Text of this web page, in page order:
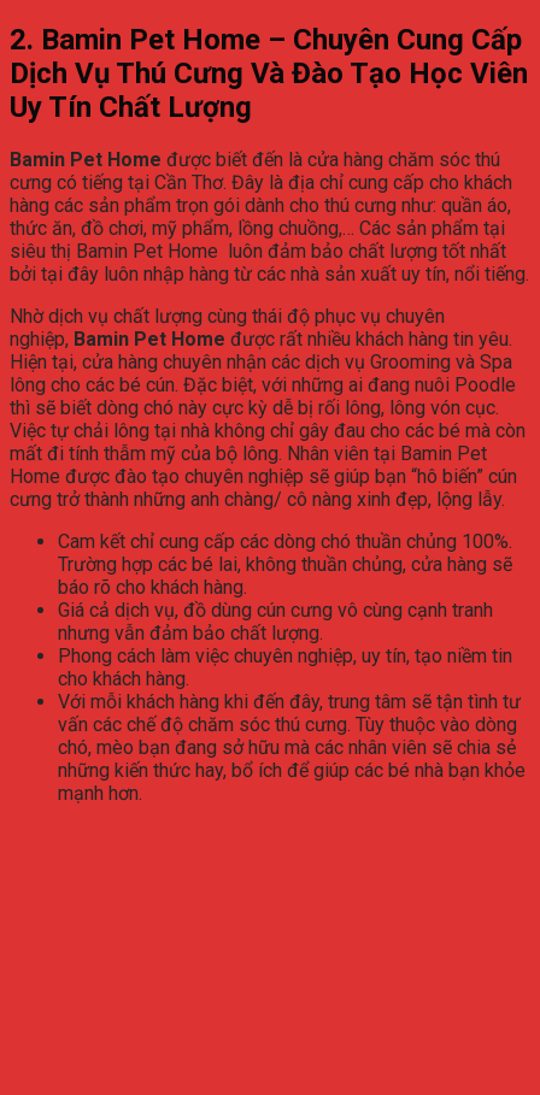
2. Bamin Pet Home – Chuyên Cung Cấp
Dịch Vụ Thú Cưng Và Đào Tạo Học Viên
Uy Tín Chất Lượng
Bamin Pet Home được biết đến là cửa hàng chăm sóc thú
cưng có tiếng tại Cần Thơ. Đây là địa chỉ cung cấp cho khách
hàng các sản phẩm trọn gói dành cho thú cưng như: quần áo,
thức ăn, đồ chơi, mỹ phẩm, lồng chuồng,… Các sản phẩm tại
siêu thị Bamin Pet Home luôn đảm bảo chất lượng tốt nhất
bởi tại đây luôn nhập hàng từ các nhà sản xuất uy tín, nổi tiếng.
Nhờ dịch vụ chất lượng cùng thái độ phục vụ chuyên
nghiệp, Bamin Pet Home được rất nhiều khách hàng tin yêu.
Hiện tại, cửa hàng chuyên nhận các dịch vụ Grooming và Spa
lông cho các bé cún. Đặc biệt, với những ai đang nuôi Poodle
thì sẽ biết dòng chó này cực kỳ dễ bị rối lông, lông vón cục.
Việc tự chải lông tại nhà không chỉ gây đau cho các bé mà còn
mất đi tính thẫm mỹ của bộ lông. Nhân viên tại Bamin Pet
Home được đào tạo chuyên nghiệp sẽ giúp bạn “hô biến” cún
cưng trở thành những anh chàng/ cô nàng xinh đẹp, lộng lẫy.
Cam kết chỉ cung cấp các dòng chó thuần chủng 100%.
Trường hợp các bé lai, không thuần chủng, cửa hàng sẽ
báo rõ cho khách hàng.
Giá cả dịch vụ, đồ dùng cún cưng vô cùng cạnh tranh
nhưng vẫn đảm bảo chất lượng.
Phong cách làm việc chuyên nghiệp, uy tín, tạo niềm tin
cho khách hàng.
Với mỗi khách hàng khi đến đây, trung tâm sẽ tận tình tư
vấn các chế độ chăm sóc thú cưng. Tùy thuộc vào dòng
chó, mèo bạn đang sở hữu mà các nhân viên sẽ chia sẻ
những kiến thức hay, bổ ích để giúp các bé nhà bạn khỏe
mạnh hơn.